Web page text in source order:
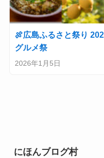
🍖広島ふるさと祭り
グルメ祭
2026年1月5日
にほんブログ村